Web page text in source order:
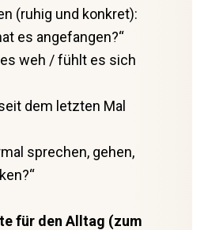
(ruhig und konkret):
es angefangen?“
es weh / fühlt es sich
dem letzten Mal
sprechen, gehen,
für den Alltag (zum